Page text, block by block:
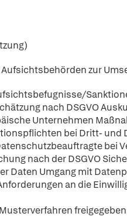
zur
nach DSGVO
Unternehmen
bei Dritt- und
bei
nach der DSGVO
Daten Umgang mit
an die